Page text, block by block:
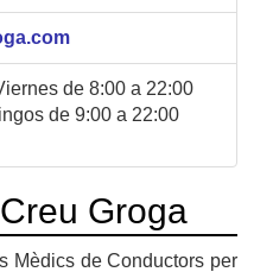
de 8:00 a 22:00
de 9:00 a 22:00
Groga
Mèdics de Conductors per